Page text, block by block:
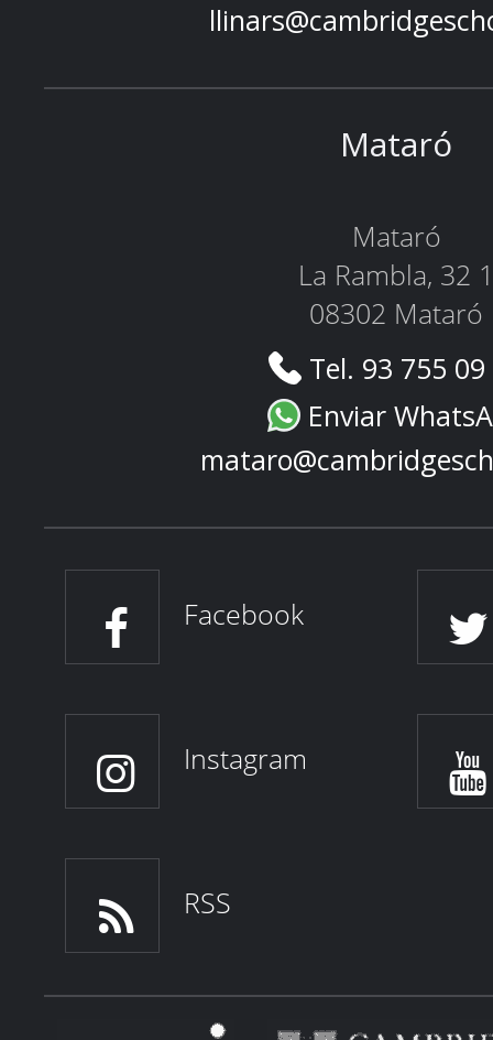
Mataró
Mataró
La Rambla, 32 1
08302 Mataró
Tel. 93 755
Enviar
Facebook
Instagram
RSS